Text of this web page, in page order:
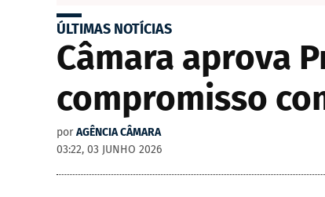
ÚLTIMAS NOTÍCIAS
Câmara aprova
compromisso
por AGÊNCIA CÂMARA
03:22, 03 JUNHO 2026